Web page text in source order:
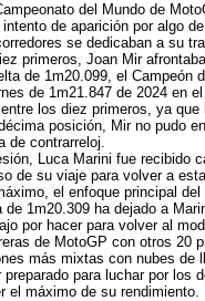
del Mundo de
de aparición por algo
se dedicaban a su
primeros, Joan Mir
de 1m20.099, el Campeón
de 1m21.847 de 2024 en
los diez primeros, ya
posición, Mir no pudo
de contrarreloj.
Luca Marini fue recibido
de su viaje para volver a
el enfoque principal
1m20.309 ha dejado a
por hacer para volver al
de MotoGP con otros 20
más mixtas con nubes de
para luchar por los
el máximo de su rendimiento.